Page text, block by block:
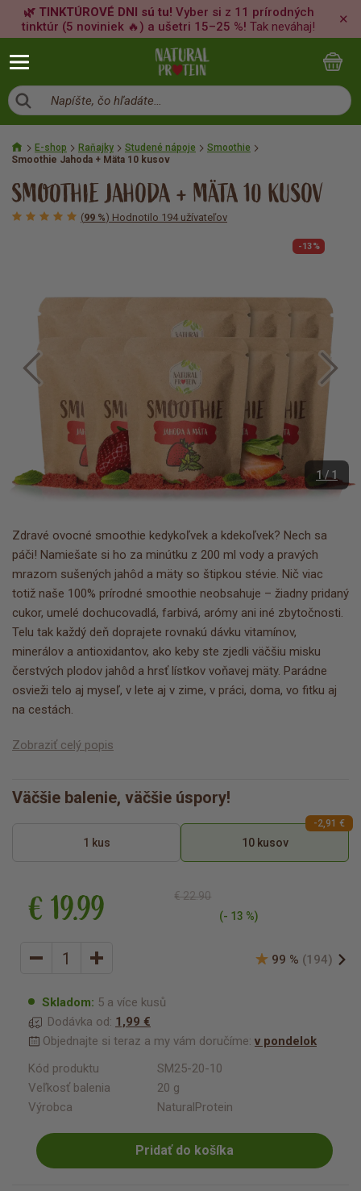
🌿 TINKTÚROVÉ DNI sú tu! Vyber si z 11 prírodných
tinktúr (5 noviniek 🔥) a ušetri 15–25 %! Tak neváhaj!
✕
Napíšte, čo hľadáte…
E-shop Raňajky Studené nápoje
Smoothie
Smoothie Jahoda + Mäta 10 kusov
SMOOTHIE JAHODA + MÄTA 10 KUSOV
(99 %) Hodnotilo 194 užívateľov
-13%
1 / 1
Zdravé ovocné smoothie kedykoľvek a kdekoľvek? Nech sa
páči! Namiešate si ho za minútku z 200 ml vody a pravých
mrazom sušených jahôd a mäty so štipkou stévie. Nič viac
totiž naše 100% prírodné smoothie neobsahuje – žiadny pridaný
cukor, umelé dochucovadlá, farbivá, arómy ani iné zbytočnosti.
Telu tak každý deň doprajete rovnakú dávku vitamínov,
minerálov a antioxidantov, ako keby ste zjedli väčšiu misku
čerstvých plodov jahôd a hrsť lístkov voňavej mäty. Parádne
osvieži telo aj myseľ, v lete aj v zime, v práci, doma, vo fitku aj
na cestách.
Zobraziť celý popis
Väčšie balenie, väčšie úspory!
1 kus 10 kusov
-2,91 €
99 % (194)
(- 13 %)
€ 22.90
€ 19.99
Skladom: 5 a více kusů
Dodávka od: 1,99 €
Objednajte si teraz a my vám doručíme: v pondelok
Kód produktu
SM25-20-10
Veľkosť balenia
20 g
Výrobca
NaturalProtein
Pridať do košíka